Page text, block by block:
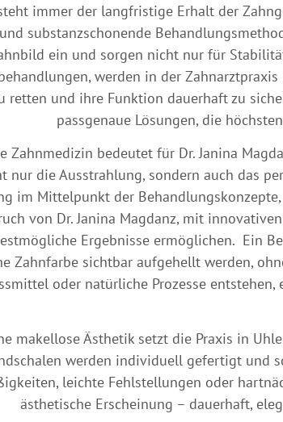
immer der langfristige Erhalt der
substanzschonende
ein und sorgen nicht nur für
werden in der
retten und ihre Funktion dauerhaft zu
passgenaue Lösungen, die
Zahnmedizin bedeutet für Dr. Janina
nur die Ausstrahlung, sondern auch das
im Mittelpunkt der
von Dr. Janina Magdanz, mit
Ergebnisse ermöglichen. Ein
Zahnfarbe sichtbar aufgehellt werden,
oder natürliche Prozesse
makellose Ästhetik setzt die Praxis in
werden individuell gefertigt und
leichte Fehlstellungen oder
ästhetische Erscheinung – dauerhaft,